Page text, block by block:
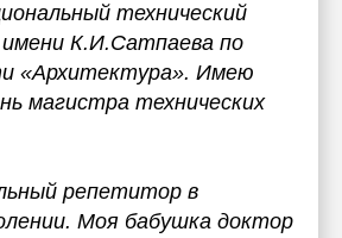
технический
К.И.Сатпаева по
«Архитектура». Имею
магистра технических
репетитор в
Моя бабушка доктор